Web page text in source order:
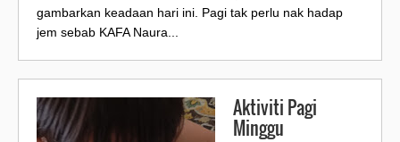
gambarkan keadaan hari ini. Pagi tak perlu nak hadap
jem sebab KAFA Naura...
Aktiviti Pagi
Minggu